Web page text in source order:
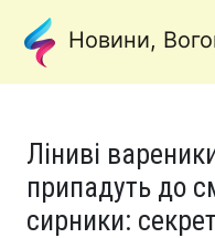
Новини,
Ліниві
припадуть до
сирники: